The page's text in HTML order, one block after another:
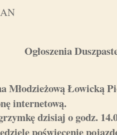
Ogłoszenia
Młodzieżową Łowicką
internetową.
dzisiaj o godz.
poświecenie